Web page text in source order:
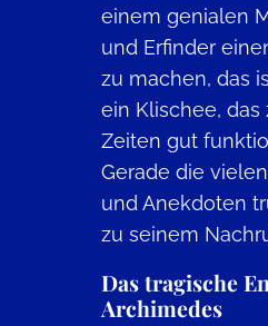
einem genialen
und Erfinder
zu machen, das
ein Klischee, das
Zeiten gut
Gerade die
und Anekdoten
zu seinem
Das tragische
Archimedes